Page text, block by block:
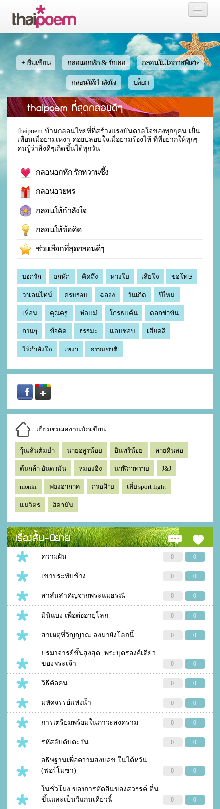
หน้าแรก
กลอน
เรื่องสั้น นิยาย
บล็อก
+ เริ่มเขียน กลอนอกหัก & รักเธอ กลอนในโอกาสพิเศษ
กลอนให้กำลังใจ บล็อก
thaipoem ที่สุดกลอนดีๆ
thaipoem บ้านกลอนไทยที่ที่สร้างแรงบันดาลใจของทุกๆคน เป็น
เพื่อนเมื่อยามเหงา คอยปลอบใจเมื่อยามร้องไห้ ที่ที่อยากให้ทุกๆ
คนรู้ว่าสิ่งดีๆเกิดขึ้นได้ทุกวัน
กลอนอกหัก รักหวานซึ้ง
กลอนอวยพร
กลอนให้กำลังใจ
กลอนให้ข้อคิด
ช่วยเลือกที่สุดกลอนดีๆ
บอกรัก อกหัก คิดถึง ห่วงใย เสียใจ ขอโทษ
วาเลนไทน์ ครบรอบ ฉลอง วันเกิด ปีใหม่
เพื่อน คุณครู พ่อแม่ โกรธแค้น ตลกขำขัน
กวนๆ ข้อคิด ธรรมะ แอบชอบ เสียดสี
ให้กำลังใจ เหงา ธรรมชาติ
เยี่ยมชมผลงานนักเขียน
วุ้นเส้นต้มยำ นายอสูรน้อย อินทรีน้อย ลายดินสอ
ต้นกล้า อันดามัน หมองอิง นาฬิกาทราย J&J
monki ฟองอากาศ กรอฝ้าย เสี่ย sport light
แม่จิตร สิดามัน
เรื่องสั้น-นิยาย
ความฝัน 0 0
เขาประทับช้าง 0 0
สาส์นสำคัญจากพระแม่ธรณี 0 0
มินิแบง เพื่อต่ออายุโลก 0 0
สาเหตุที่วิญญาณ ลงมายังโลกนี้ 0 0
ปรมาจารย์ขั้นสูงสุด: พระบุตรองค์เดียว
ของพระเจ้า
0 0
วิธีคัดคน 0 0
มหัศจรรย์แห่งน้ำ 0 0
การเตรียมพร้อมในภาวะสงคราม 0 0
รหัสลับดับตะวัน... 0 0
อธิษฐานเพื่อความสงบสุข ในไต้หวัน
(ฟอร์โมซา)
0 0
ในชั่วโมง ของการตัดสินของสวรรค์ ตื่น
ขึ้นและเป็นวีแกนเดี๋ยวนี้
0 0